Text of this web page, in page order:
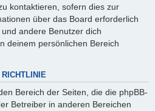
kontaktieren, sofern dies zur
über das Board erforderlich
andere Benutzer dich
deinem persönlichen Bereich
Bereich der Seiten, die die phpBB-
Betreiber in anderen Bereichen